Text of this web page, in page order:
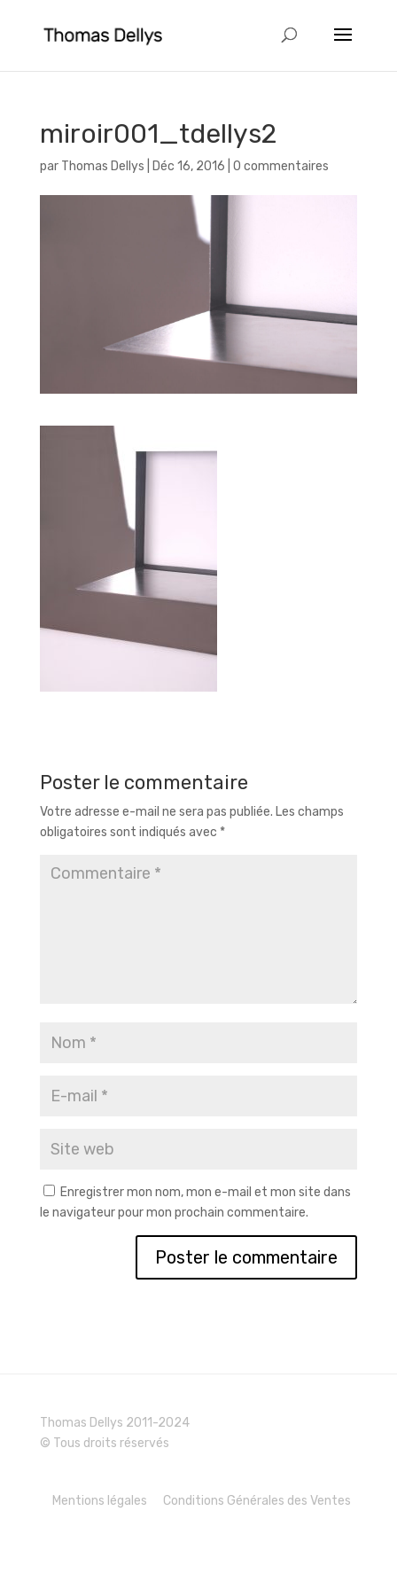
miroir001_tdellys2
par Thomas Dellys Déc 16, 2016 0 commentaires
Poster le commentaire
Votre adresse e-mail ne sera pas publiée. Les champs
obligatoires sont indiqués avec *
Enregistrer mon nom, mon e-mail et mon site dans
le navigateur pour mon prochain commentaire.
Thomas Dellys 2011-2024
© Tous droits réservés
Mentions légales Conditions Générales des Ventes